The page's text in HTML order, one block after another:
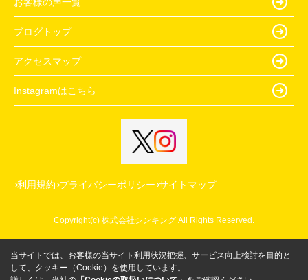
ブログトップ
アクセスマップ
Instagramはこちら
利用規約 プライバシーポリシー サイトマップ
Copyright(c) 株式会社シンキング All Rights Reserved.
当サイトでは、お客様の当サイト利用状況把握、サービス向上検討を目的と
して、クッキー（Cookie）を使用しています。